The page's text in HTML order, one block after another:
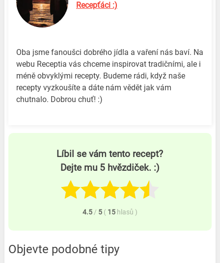
Recepťáci :)
Oba jsme fanoušci dobrého jídla a vaření nás baví. Na
webu Receptia vás chceme inspirovat tradičními, ale i
méně obvyklými recepty. Budeme rádi, když naše
recepty vyzkoušíte a dáte nám vědět jak vám
chutnalo. Dobrou chuť! :)
Líbil se vám tento recept?
Dejte mu 5 hvězdiček. :)
4.5 / 5 ( 15 hlasů )
Objevte podobné tipy